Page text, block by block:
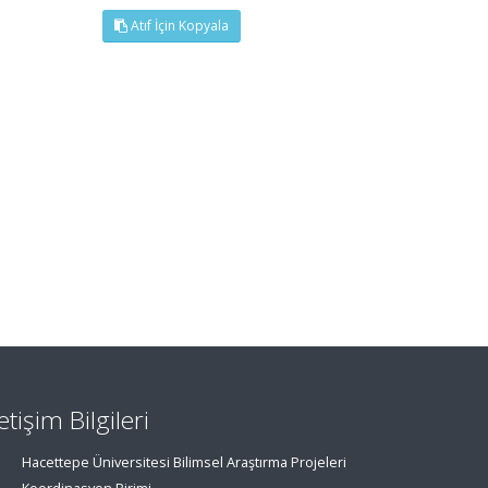
Atıf İçin Kopyala
Bilgileri
Hacettepe Üniversitesi Bilimsel Araştırma Projeleri